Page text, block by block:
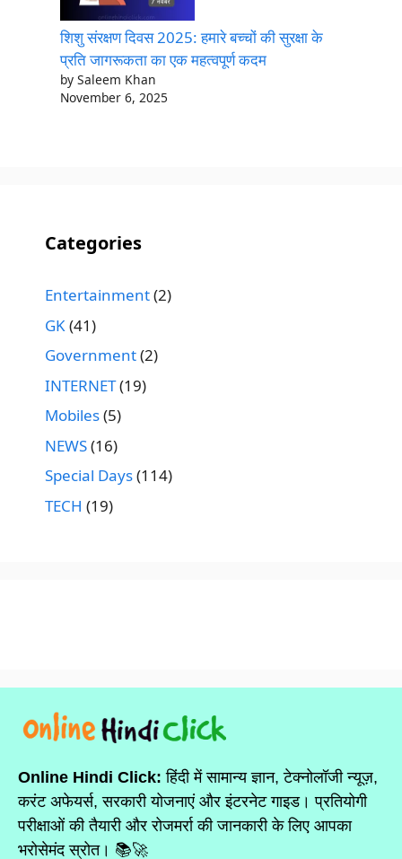
शिशु संरक्षण दिवस 2025: हमारे बच्चों की सुरक्षा के
प्रति जागरूकता का एक महत्वपूर्ण कदम
by Saleem Khan
November 6, 2025
Categories
Entertainment(2)
GK (41)
Government(2)
INTERNET(19)
Mobiles(5)
NEWS(16)
Special Days(114)
TECH (19)
Online Hindi Click: हिंदी में सामान्य ज्ञान, टेक्नोलॉजी न्यूज़,
करंट अफेयर्स, सरकारी योजनाएं और इंटरनेट गाइड। प्रतियोगी
परीक्षाओं की तैयारी और रोजमर्रा की जानकारी के लिए आपका
भरोसेमंद स्रोत। 📚🚀